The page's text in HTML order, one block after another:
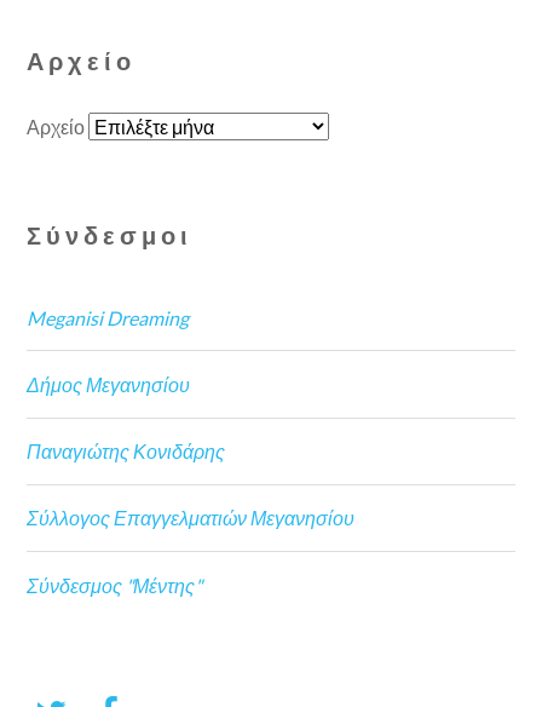
Αρχείο
Αρχείο
Σύνδεσμοι
Meganisi Dreaming
Δήμος Μεγανησίου
Παναγιώτης Κονιδάρης
Σύλλογος Επαγγελματιών Μεγανησίου
Σύνδεσμος "Μέντης"